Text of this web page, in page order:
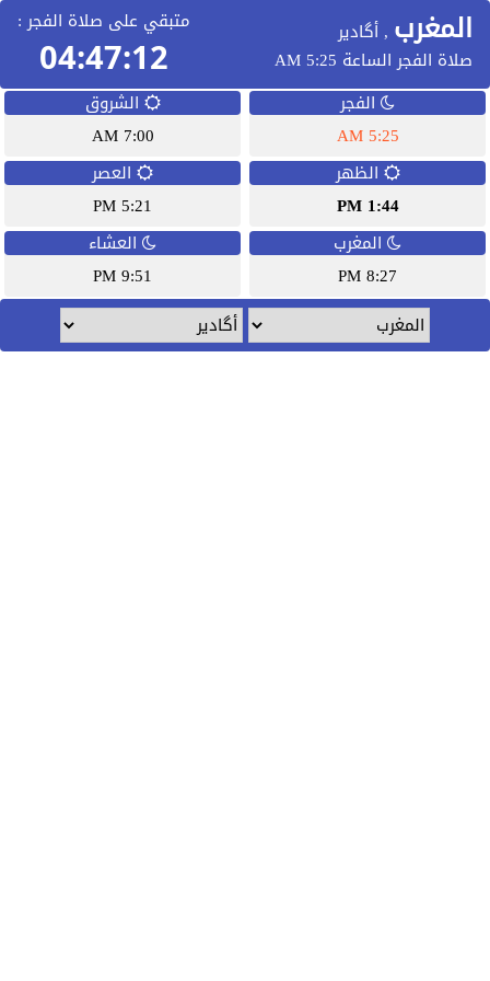
المغرب , أگادير متبقي على صلاة الفجر :
04:47:12
صلاة الفجر الساعة 5:25 AM
الفجر
5:25 AM
الشروق
7:00 AM
الظهر
1:44 PM
العصر
5:21 PM
المغرب
8:27 PM
العشاء
9:51 PM